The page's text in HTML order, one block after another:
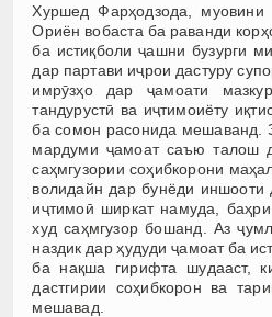
Хуршед Фарҳодзода, муовини
Ориён вобаста ба раванди
ба истиқболи ҷашни бузурги
дар партави иҷрои дастуру
имрӯзҳо дар ҷамоати
тандурустӣ ва иҷтимоиёту
ба сомон расонида мешаванд.
мардуми ҷамоат саъю талош
саҳмгузории соҳибкорони
волидайн дар бунёди иншооти
иҷтимоӣ ширкат намуда,
худ саҳмгузор бошанд. Аз
наздик дар ҳудуди ҷамоат ба
ба нақша гирифта шудааст,
дастгирии соҳибкорон ва
мешавад.